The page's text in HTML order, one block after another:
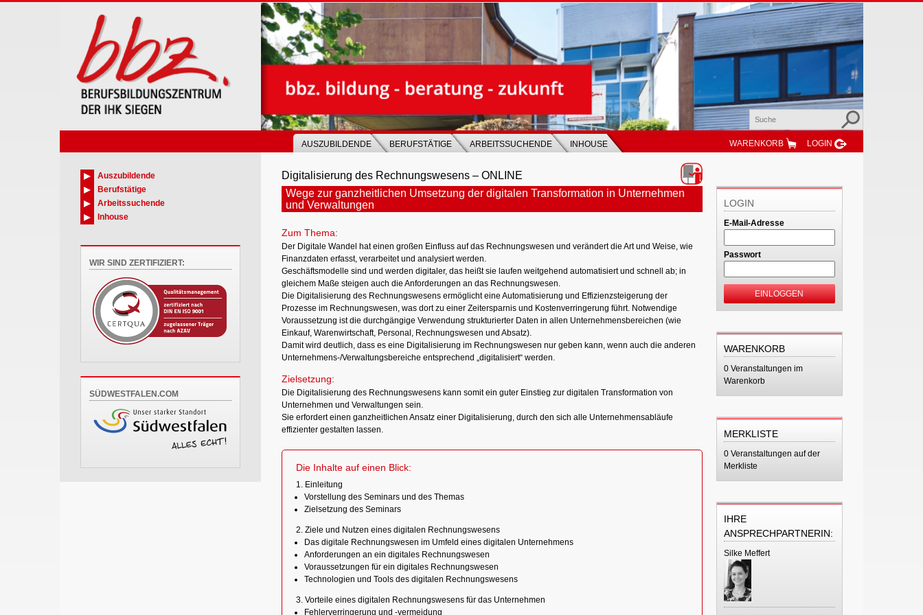
AUSZUBILDENDE BERUFSTÄTIGE ARBEITSSUCHENDE INHOUSE WARENKORB LOGIN
Digitalisierung des Rechnungswesens – ONLINE
Wege zur ganzheitlichen Umsetzung der digitalen Transformation in Unternehmen
und Verwaltungen
Zum Thema:
Der Digitale Wandel hat einen großen Einfluss auf das Rechnungswesen und verändert die Art und Weise, wie
Finanzdaten erfasst, verarbeitet und analysiert werden.
Geschäftsmodelle sind und werden digitaler, das heißt sie laufen weitgehend automatisiert und schnell ab; in
gleichem Maße steigen auch die Anforderungen an das Rechnungswesen.
Die Digitalisierung des Rechnungswesens ermöglicht eine Automatisierung und Effizienzsteigerung der
Prozesse im Rechnungswesen, was dort zu einer Zeitersparnis und Kostenverringerung führt. Notwendige
Voraussetzung ist die durchgängige Verwendung strukturierter Daten in allen Unternehmensbereichen (wie
Einkauf, Warenwirtschaft, Personal, Rechnungswesen und Absatz).
Damit wird deutlich, dass es eine Digitalisierung im Rechnungswesen nur geben kann, wenn auch die anderen
Unternehmens-/Verwaltungsbereiche entsprechend „digitalisiert“ werden.
Zielsetzung:
Die Digitalisierung des Rechnungswesens kann somit ein guter Einstieg zur digitalen Transformation von
Unternehmen und Verwaltungen sein.
Sie erfordert einen ganzheitlichen Ansatz einer Digitalisierung, durch den sich alle Unternehmensabläufe
effizienter gestalten lassen.
Die Inhalte auf einen Blick:
1. Einleitung
Vorstellung des Seminars und des Themas
Zielsetzung des Seminars
2. Ziele und Nutzen eines digitalen Rechnungswesens
Das digitale Rechnungswesen im Umfeld eines digitalen Unternehmens
Anforderungen an ein digitales Rechnungswesen
Voraussetzungen für ein digitales Rechnungswesen
Technologien und Tools des digitalen Rechnungswesens
3. Vorteile eines digitalen Rechnungswesens für das Unternehmen
Fehlerverringerung und -vermeidung
LOGIN
E-Mail-Adresse
Passwort
EINLOGGEN
WARENKORB
0 Veranstaltungen im
Warenkorb
MERKLISTE
0 Veranstaltungen auf der
Merkliste
IHRE
ANSPRECHPARTNERIN:
Silke Meffert
Auszubildende
Berufstätige
Arbeitssuchende
Inhouse
WIR SIND ZERTIFIZIERT:
SÜDWESTFALEN.COM